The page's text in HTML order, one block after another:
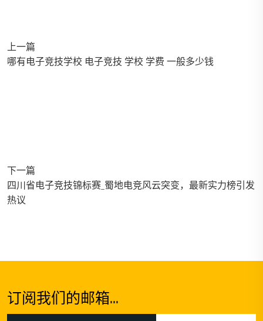
上一篇
哪有电子竞技学校 电子竞技 学校 学费 一般多少钱
下一篇
四川省电子竞技锦标赛_蜀地电竞风云突变，最新实力榜引发
热议
订阅我们的邮箱...